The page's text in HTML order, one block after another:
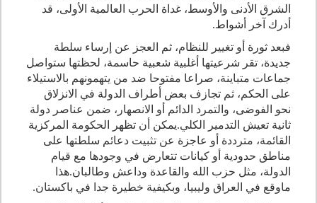
الشرق الأدنى والأوسط، غداة الحرب العالمية الأولى، قد
أدرك آخر أشواط.
فبعد ثورة أو تغيير للنظام، ثم العجز عن إرساء سلطة
جديدة، تقر شرعيتها أغلبية شعبية حاسمة، لحظتها ستواصل
جماعات متباينة، صراعا مفتوحا ضد من يتهمونهم بالاستيلاء
على الحكم، ثم تجازف بعض أطراف الدولة في الانزلاق
نحو الفوضى، والتمرد الدائم أو الانصهار، ضمن عناصر دولة
ثانية تعيش التدمير الكلي.يمكن أن تظهر الحكومة المركزية
القائمة، مترددة أو عاجزة عن تثبيت دعائم سلطتها على
مناطق حدودية أو كيانات تتعارض في وجودها مع قيام
الدولة، مثل حزب الله والقاعدة وداعش وطالبان.هذا
ماوقع في العراق وليبيا، وبكيفية خطيرة جدا في باكستان.